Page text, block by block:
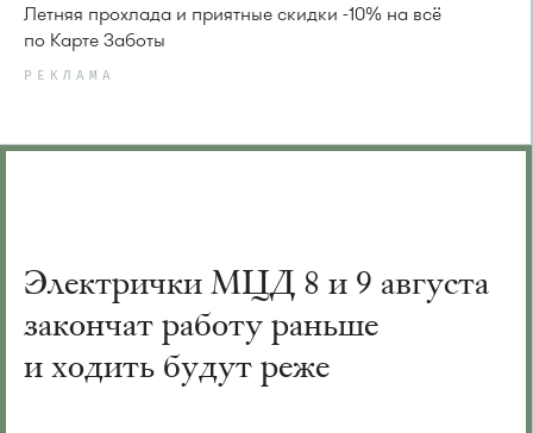
Летняя прохлада и приятные скидки -10% на всё
по Карте Заботы
РЕКЛАМА
Электрички МЦД 8 и 9 августа
закончат работу раньше
и ходить будут реже